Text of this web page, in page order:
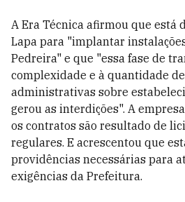
A Era Técnica afirmou que está
Lapa para "implantar
Pedreira" e que "essa fase de
complexidade e à quantidade
administrativas sobre
gerou as interdições". A
os contratos são resultado de
regulares. E acrescentou que
providências necessárias para
exigências da Prefeitura.